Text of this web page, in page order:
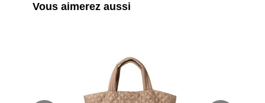
Vous aimerez aussi